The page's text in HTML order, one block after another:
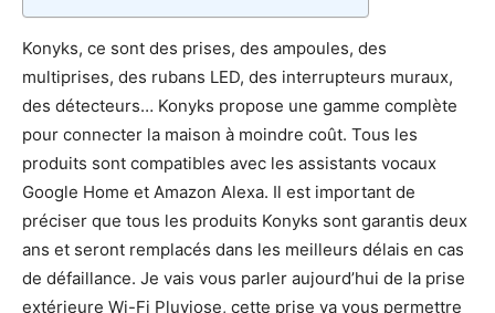
Konyks, ce sont des prises, des ampoules, des
multiprises, des rubans LED, des interrupteurs muraux,
des détecteurs… Konyks propose une gamme complète
pour connecter la maison à moindre coût. Tous les
produits sont compatibles avec les assistants vocaux
Google Home et Amazon Alexa. Il est important de
préciser que tous les produits Konyks sont garantis deux
ans et seront remplacés dans les meilleurs délais en cas
de défaillance. Je vais vous parler aujourd’hui de la prise
extérieure Wi-Fi Pluviose, cette prise va vous permettre